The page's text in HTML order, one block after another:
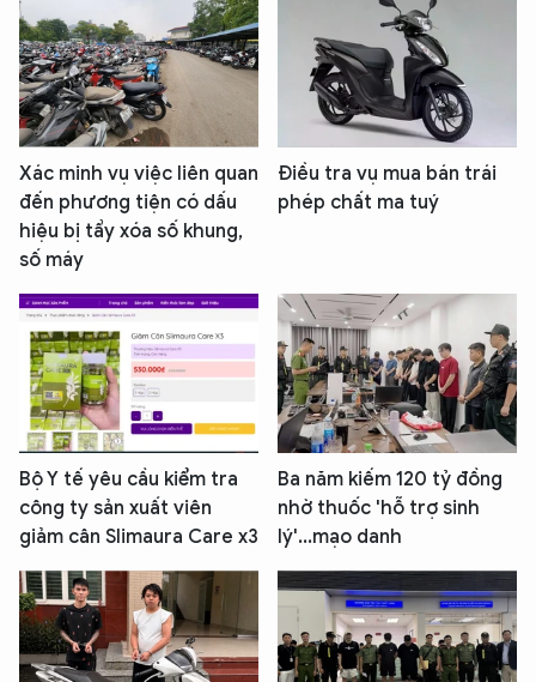
Xác minh vụ việc liên quan
đến phương tiện có dấu
hiệu bị tẩy xóa số khung,
số máy
Điều tra vụ mua bán trái
phép chất ma tuý
Bộ Y tế yêu cầu kiểm tra
công ty sản xuất viên
giảm cân Slimaura Care x3
Ba năm kiếm 120 tỷ đồng
nhờ thuốc 'hỗ trợ sinh
lý'...mạo danh